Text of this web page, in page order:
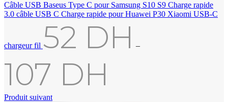
Câble USB Baseus Type C pour Samsung S10 S9 Charge rapide
3.0 câble USB C Charge rapide pour Huawei P30 Xiaomi USB-C
chargeur fil 52 DH –
107 DH
Produit suivant